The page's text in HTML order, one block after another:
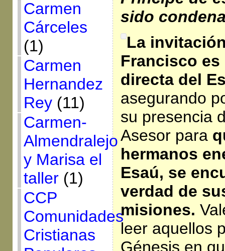
Carmen
Cárceles
(1)
Carmen
Hernandez
Rey(11)
Carmen-
Almendralejo
y Marisa el
taller(1)
CCP
Comunidades
Cristianas
sido
La
Francisco
directa del
asegurando
su presencia
Asesor para
hermanos
Esaú, se
verdad de
misiones.
leer aquellos
Génesis en